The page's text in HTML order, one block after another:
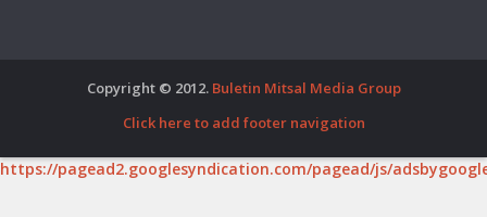
Copyright © 2012. Buletin Mitsal Media Group
Click here to add footer navigation
https://pagead2.googlesyndication.com/pagead/js/